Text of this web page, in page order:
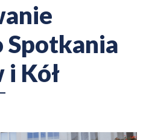
Spotkania
i Kół